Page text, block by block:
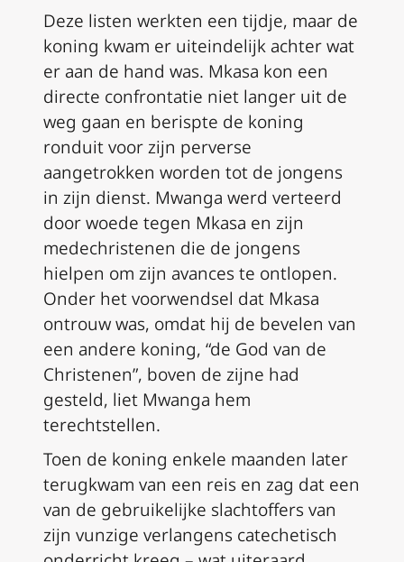
Deze listen werkten een tijdje, maar de
koning kwam er uiteindelijk achter wat
er aan de hand was. Mkasa kon een
directe confrontatie niet langer uit de
weg gaan en berispte de koning
ronduit voor zijn perverse
aangetrokken worden tot de jongens
in zijn dienst. Mwanga werd verteerd
door woede tegen Mkasa en zijn
medechristenen die de jongens
hielpen om zijn avances te ontlopen.
Onder het voorwendsel dat Mkasa
ontrouw was, omdat hij de bevelen van
een andere koning, “de God van de
Christenen”, boven de zijne had
gesteld, liet Mwanga hem
terechtstellen.
Toen de koning enkele maanden later
terugkwam van een reis en zag dat een
van de gebruikelijke slachtoffers van
zijn vunzige verlangens catechetisch